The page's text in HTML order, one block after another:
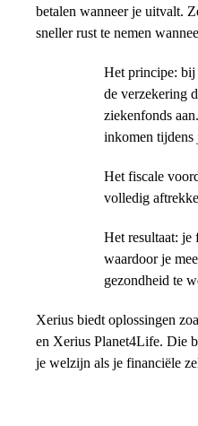
betalen wanneer je uitvalt.
sneller rust te nemen
Het principe: bij
de verzekering
ziekenfonds
inkomen tijdens
Het fiscale
volledig
Het resultaat: je
waardoor je
gezondheid te
Xerius biedt oplossingen
en Xerius Planet4Life. Die
je welzijn als je financiële